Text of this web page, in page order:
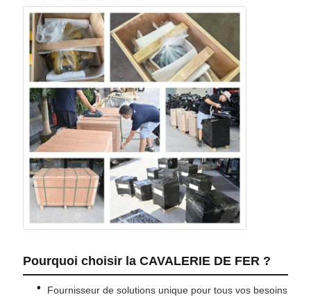
Pourquoi choisir la CAVALERIE DE FER ?
Fournisseur de solutions unique pour tous vos besoins